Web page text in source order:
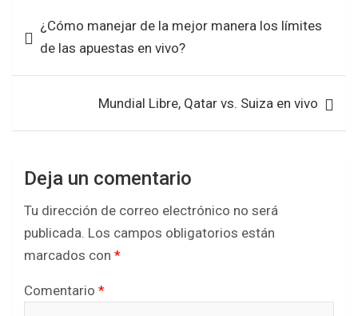
o
o
k
A
p
p
de
entradas
¿Cómo manejar de la mejor manera los límites
de las apuestas en vivo?
Mundial Libre, Qatar vs. Suiza en vivo
Deja un comentario
Tu dirección de correo electrónico no será
publicada. Los campos obligatorios están
marcados con *
Comentario *